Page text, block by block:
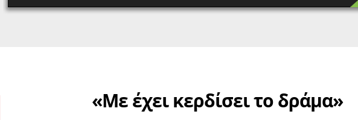
«Με έχει κερδίσει το δράμα»